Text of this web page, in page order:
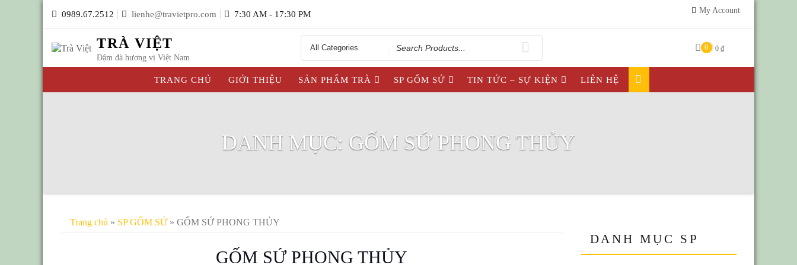
0989.67.2512 lienhe@travietpro.com 7:30 AM - 17:30 PM My Account
TRÀ VIỆT
Đậm đà hương vị Việt Nam
for
0 0₫
TRANG CHỦ GIỚI THIỆU SẢN PHẨM TRÀ SP GỐM SỨ TIN TỨC – SỰ KIỆN LIÊN HỆ
DANH MỤC: GỐM SỨ PHONG THỦY
Trang chủ » SP GỐM SỨ» GỐM SỨ PHONG THỦY
GỐM SỨ PHONG THỦY
DANH MỤC SP